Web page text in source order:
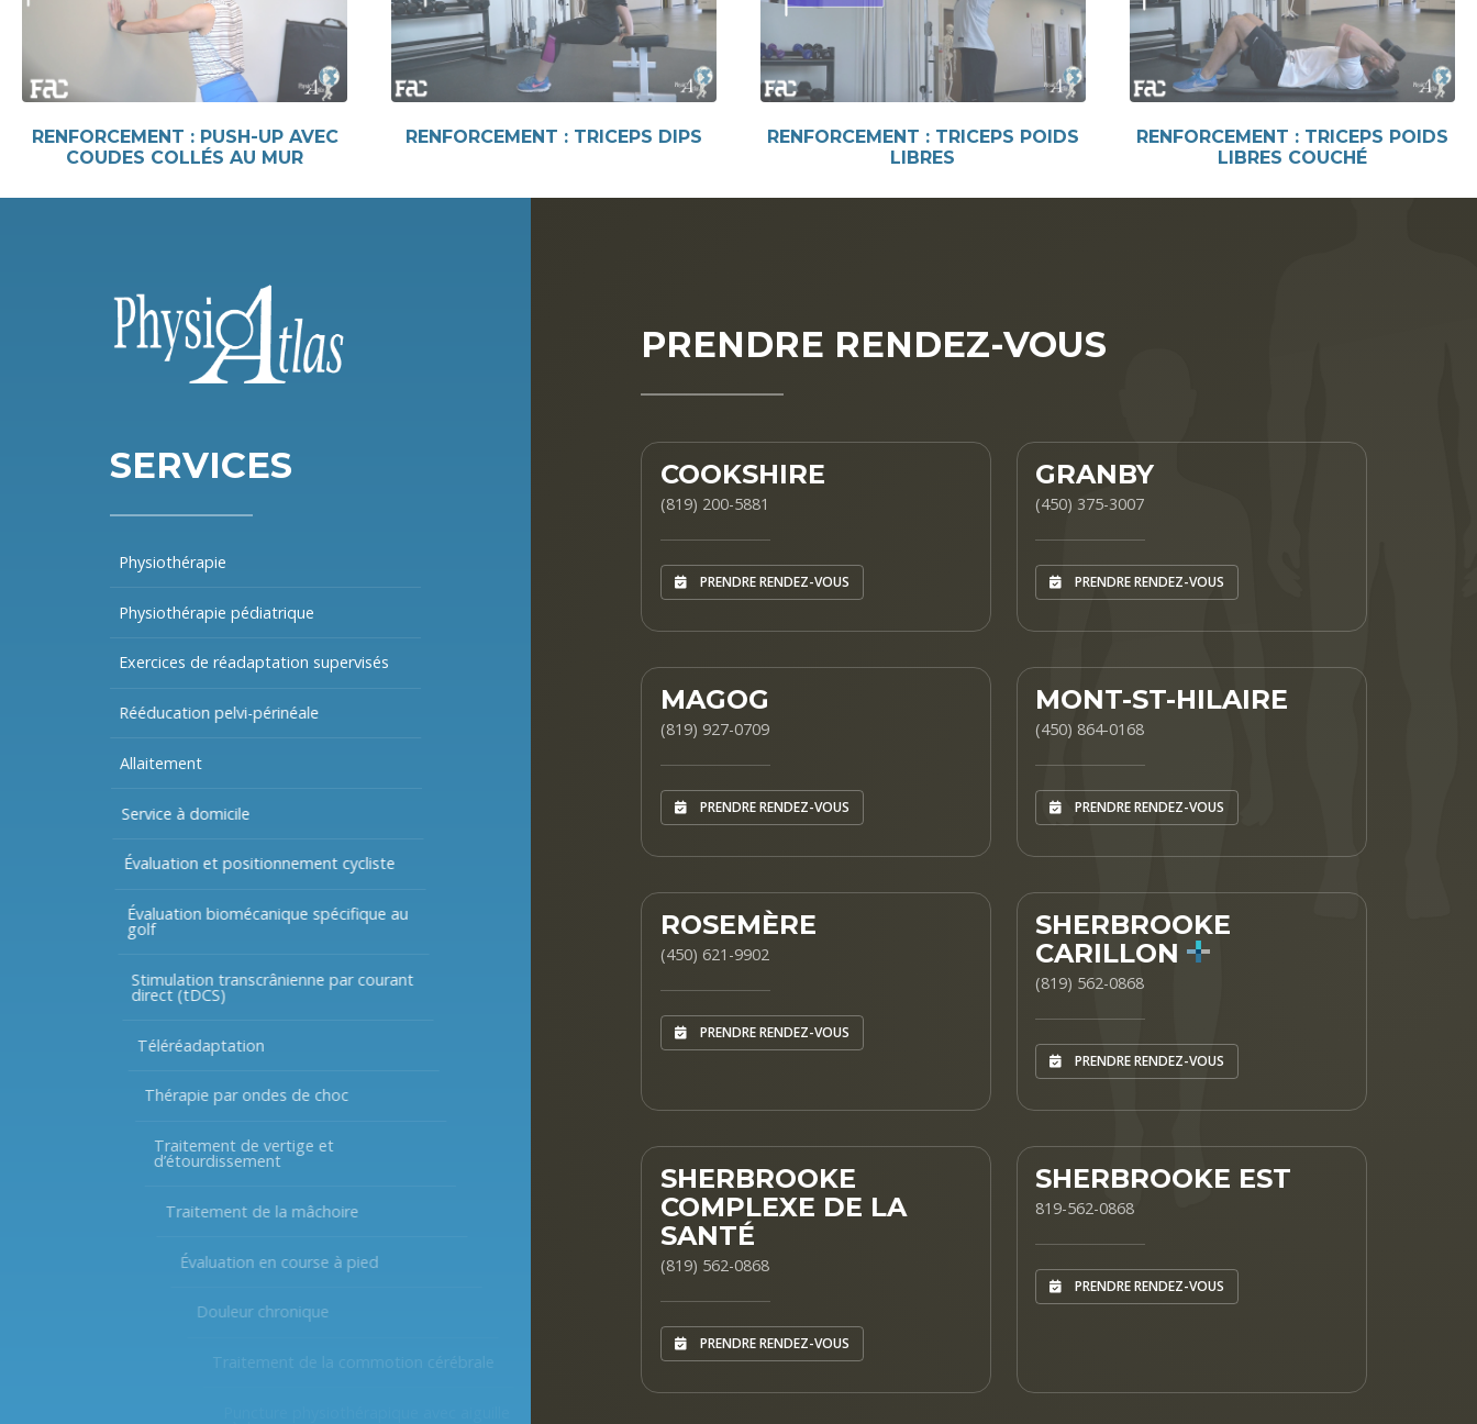
RENFORCEMENT : PUSH-UP AVEC
COUDES COLLÉS AU MUR
RENFORCEMENT : TRICEPS DIPS
RENFORCEMENT : TRICEPS POIDS
LIBRES
RENFORCEMENT : TRICEPS POIDS
LIBRES COUCHÉ
SERVICES
Physiothérapie
Physiothérapie pédiatrique
Exercices de réadaptation supervisés
Rééducation pelvi-périnéale
Allaitement
Service à domicile
Évaluation et positionnement cycliste
Évaluation biomécanique spécifique au
golf
Stimulation transcrânienne par courant
direct (tDCS)
Téléréadaptation
Thérapie par ondes de choc
Traitement de vertige et
d’étourdissement
Traitement de la mâchoire
Évaluation en course à pied
Douleur chronique
Traitement de la commotion cérébrale
PRENDRE RENDEZ-VOUS
COOKSHIRE
(819) 200-5881
PRENDRE RENDEZ-VOUS
GRANBY
(450) 375-3007
PRENDRE RENDEZ-VOUS
MAGOG
(819) 927-0709
PRENDRE RENDEZ-VOUS
MONT-ST-HILAIRE
(450) 864-0168
PRENDRE RENDEZ-VOUS
ROSEMÈRE
(450) 621-9902
PRENDRE RENDEZ-VOUS
SHERBROOKE
CARILLON
(819) 562-0868
PRENDRE RENDEZ-VOUS
SHERBROOKE
COMPLEXE DE LA
SANTÉ
(819) 562-0868
PRENDRE RENDEZ-VOUS
SHERBROOKE EST
819-562-0868
PRENDRE RENDEZ-VOUS